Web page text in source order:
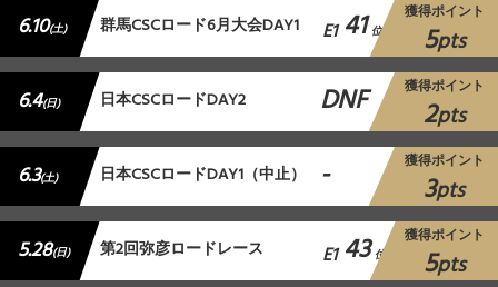
6.10(土) 群馬CSCロード6月大会DAY1 E1 41 位
獲得ポイント
5pts
6.4(日) 日本CSCロードDAY2 DNF 獲得ポイント
2pts
6.3(土) 日本CSCロードDAY1（中止） - 獲得ポイント
3pts
5.28(日) 第2回弥彦ロードレース E1 43 位
獲得ポイント
5pts